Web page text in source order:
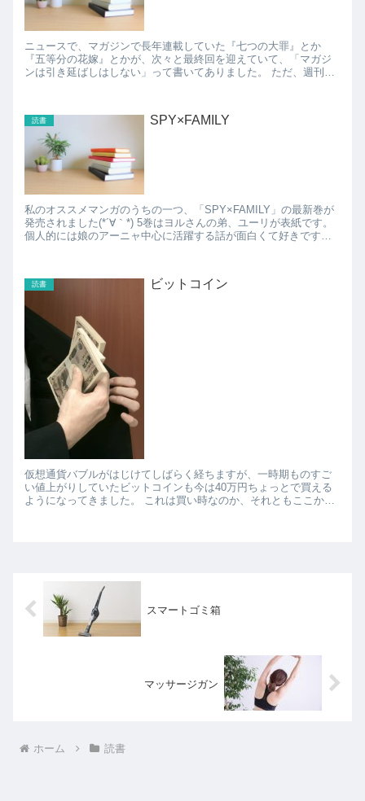
ニュースで、マガジンで長年連載していた『七つの大罪』とか
『五等分の花嫁』とかが、次々と最終回を迎えていて、「マガジ
ンは引き延ばしはしない」って書いてありました。 ただ、週刊少
読書 SPY×FAMILY
私のオススメマンガのうちの一つ、「SPY×FAMILY」の最新巻が
発売されました(*´∀｀*) 5巻はヨルさんの弟、ユーリが表紙です。
個人的には娘のアーニャ中心に活躍する話が面白くて好きです
読書 ビットコイン
仮想通貨バブルがはじけてしばらく経ちますが、一時期ものすご
い値上がりしていたビットコインも今は40万円ちょっとで買える
ようになってきました。 これは買い時なのか、それともここから
スマートゴミ箱
マッサージガン
ホーム 読書